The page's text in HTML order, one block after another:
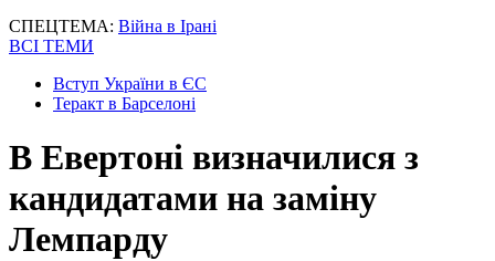
СПЕЦТЕМА: Війна в Ірані
ВСІ ТЕМИ
Вступ України в ЄС
Теракт в Барселоні
В Евертоні визначилися з
кандидатами на заміну
Лемпарду